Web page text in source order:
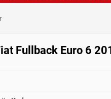
Fullback Euro 6